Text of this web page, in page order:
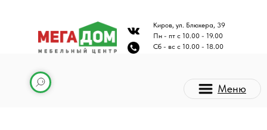
Киров, ул. Блюхера, 39
Пн - пт с 10.00 - 19.00
Сб - вс с 10.00 - 18.00
Меню